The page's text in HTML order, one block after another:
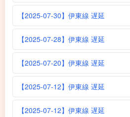
【2025-07-30】伊東線 遅延
【2025-07-28】伊東線 遅延
【2025-07-20】伊東線 遅延
【2025-07-12】伊東線 遅延
【2025-07-12】伊東線 遅延